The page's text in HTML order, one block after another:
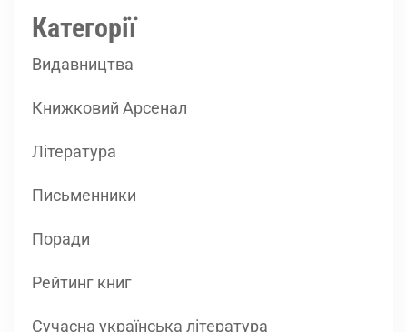
Категорії
Видавництва
Книжковий Арсенал
Література
Письменники
Поради
Рейтинг книг
Сучасна українська література